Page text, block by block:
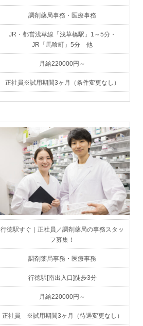
調剤薬局事務・医療事務
JR・都営浅草線「浅草橋駅」1～5分・
JR「馬喰町」5分 他
月給220000円～
正社員※試用期間3ヶ月（条件変更なし）
行徳駅すぐ｜正社員／調剤薬局の事務スタッ
フ募集！
調剤薬局事務・医療事務
行徳駅[南出入口]徒歩3分
月給220000円～
正社員 ※試用期間3ヶ月（待遇変更なし）